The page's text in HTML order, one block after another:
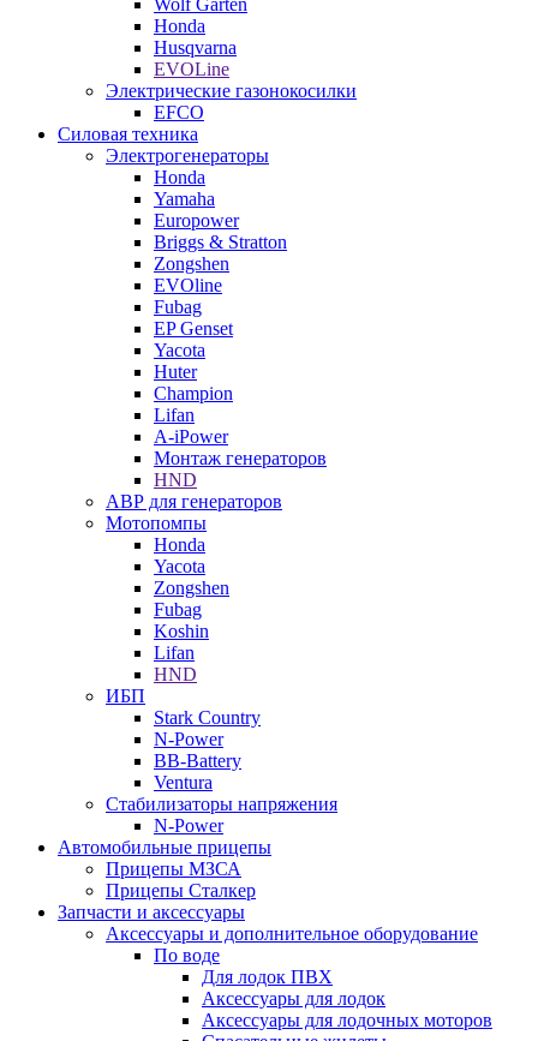
Wolf Garten
Honda
Husqvarna
EVOLine
Электрические газонокосилки
EFCO
Силовая техника
Электрогенераторы
Honda
Yamaha
Europower
Briggs & Stratton
Zongshen
EVOline
Fubag
EP Genset
Yacota
Huter
Champion
Lifan
A-iPower
Монтаж генераторов
HND
АВР для генераторов
Мотопомпы
Honda
Yacota
Zongshen
Fubag
Koshin
Lifan
HND
ИБП
Stark Country
N-Power
BB-Battery
Ventura
Стабилизаторы напряжения
N-Power
Автомобильные прицепы
Прицепы МЗСА
Прицепы Сталкер
Запчасти и аксессуары
Аксессуары и дополнительное оборудование
По воде
Для лодок ПВХ
Аксессуары для лодок
Аксессуары для лодочных моторов